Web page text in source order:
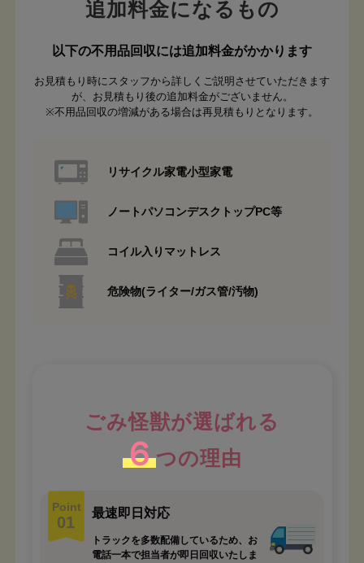
追加料金になるもの
以下の不用品回収には追加料金がかかります
お見積もり時にスタッフから詳しくご説明させていただきます
が、お見積もり後の追加料金がございません。
※不用品回収の増減がある場合は再見積もりとなります。
リサイクル家電小型家電
ノートパソコンデスクトップPC等
コイル入りマットレス
危険物(ライター/ガス管/汚物)
ごみ怪獣が選ばれる
６つの理由
Point
01
最速即日対応
トラックを多数配備しているため、お
電話一本で担当者が即日回収いたしま